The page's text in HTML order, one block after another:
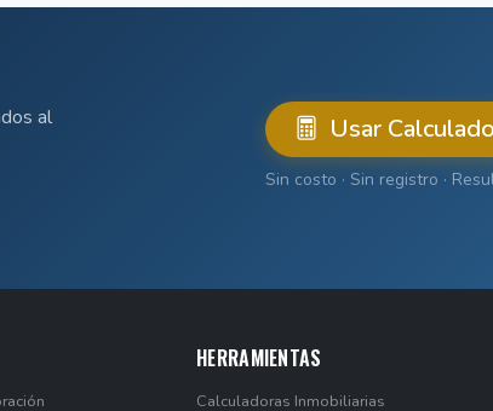
al
Usar
Sin costo · Sin registro ·
HERRAMIENTAS
Calculadoras Inmobiliarias